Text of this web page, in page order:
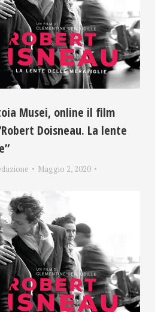
Musei, online il film
Doisneau. La lente
Maggio 2, 2020